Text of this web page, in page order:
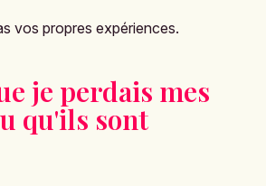
vos propres expériences.
je perdais mes
qu'ils sont